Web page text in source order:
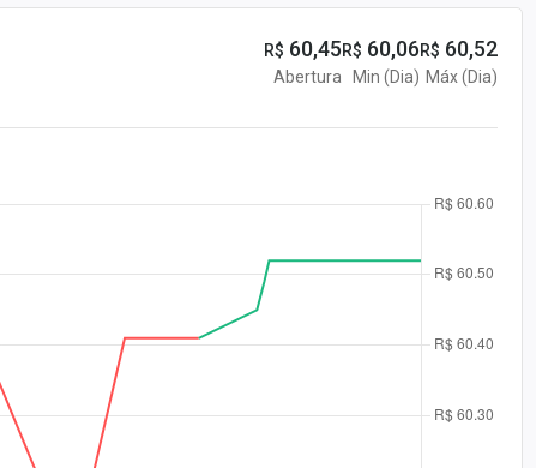
R$ 60,45
Abertura
R$ 60,06
Min (Dia)
R$ 60,52
Máx (Dia)